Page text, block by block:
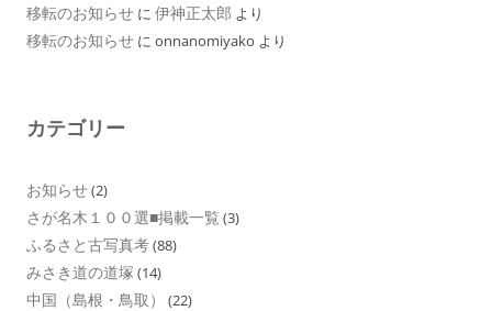
移転のお知らせ に 伊神正太郎 より
移転のお知らせ に onnanomiyako より
カテゴリー
お知らせ(2)
さが名木１００選■掲載一覧 (3)
ふるさと古写真考(88)
みさき道の道塚 (14)
中国（島根・鳥取） (22)